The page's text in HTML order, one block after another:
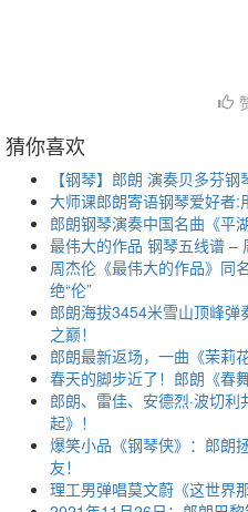
猜你喜欢
【钢琴】郎朗 演奏贝多芬
大师课郎朗寄语钢琴爱好者:
郎朗钢琴演奏中国名曲《平
最伟大的作品 钢琴五线谱 –
周杰伦《最伟大的作品》同
绝“伦”
郎朗海拔3454米雪山顶峰弹
之巅！
郎朗最新返场，一曲《茉莉
春天的脚步近了！郎朗《春
郎朗、雷佳、安德烈·波切
起》！
爆笑小品《钢琴侠》：郎朗
友！
理工男弹唱莫文蔚《这世界